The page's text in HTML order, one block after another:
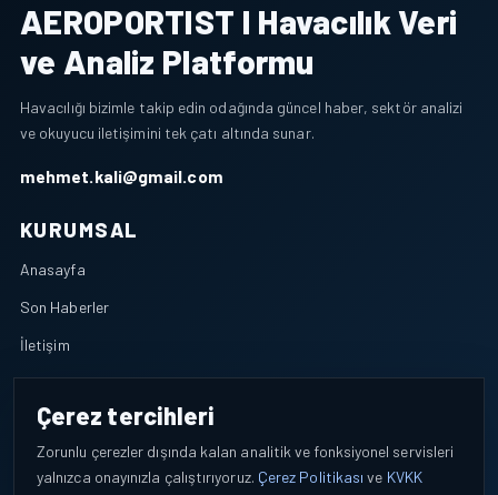
AEROPORTIST I Havacılık Veri
ve Analiz Platformu
Havacılığı bizimle takip edin odağında güncel haber, sektör analizi
ve okuyucu iletişimini tek çatı altında sunar.
mehmet.kali@gmail.com
KURUMSAL
Anasayfa
Son Haberler
İletişim
Çerez Politikası
Çerez tercihleri
Zorunlu çerezler dışında kalan analitik ve fonksiyonel servisleri
yalnızca onayınızla çalıştırıyoruz. Çerez Politikası ve KVKK